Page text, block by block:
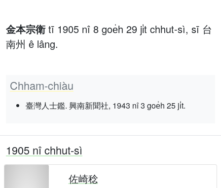
金本宗衛tī 1905 nî 8 goe̍h 29 ji̍t chhut-sì, sī 台
南州 ê lâng.
Chham-chiàu
臺灣人士鑑. 興南新聞社, 1943 nî 3 goe̍h 25 ji̍t.
1905 nî chhut-sì
佐崎稔